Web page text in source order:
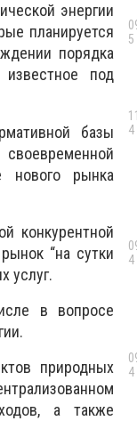
энергии
планируется
порядка
под
базы
нового рынка
конкурентной
“на сутки
услуг.
в вопросе
природных
а также